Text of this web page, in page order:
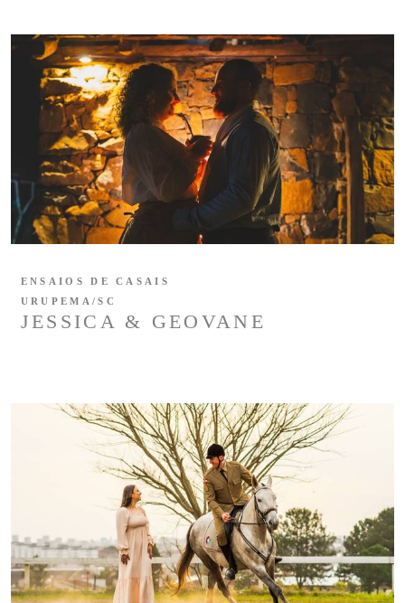
JESSICA & GEOVANE
ENSAIOS DE CASAIS
URUPEMA/SC